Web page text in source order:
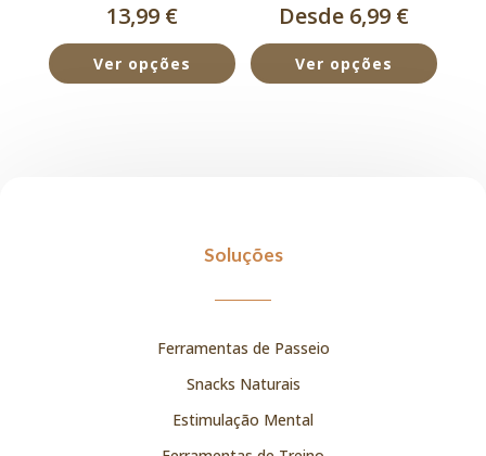
13,99 €
Ver opções
Desde 6,99 €
Ver opções
Soluções
Ferramentas de Passeio
Snacks Naturais
Estimulação Mental